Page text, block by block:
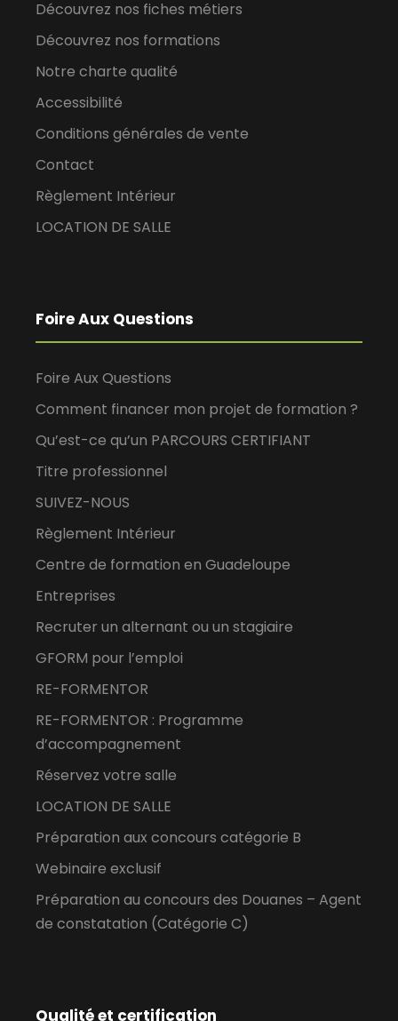
Découvrez nos fiches métiers
Découvrez nos formations
Notre charte qualité
Accessibilité
Conditions générales de vente
Contact
Règlement Intérieur
LOCATION DE SALLE
Foire Aux Questions
Foire Aux Questions
Comment financer mon projet de formation ?
Qu’est-ce qu’un PARCOURS CERTIFIANT
Titre professionnel
SUIVEZ-NOUS
Règlement Intérieur
Centre de formation en Guadeloupe
Entreprises
Recruter un alternant ou un stagiaire
GFORM pour l’emploi
RE-FORMENTOR
RE-FORMENTOR : Programme
d’accompagnement
Réservez votre salle
LOCATION DE SALLE
Préparation aux concours catégorie B
Webinaire exclusif
Préparation au concours des Douanes – Agent
de constatation (Catégorie C)
Qualité et certification